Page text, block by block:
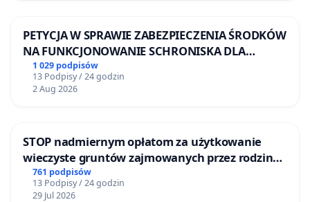
PETYCJA W SPRAWIE ZABEZPIECZENIA ŚRODKÓW
NA FUNKCJONOWANIE SCHRONISKA DLA
BEZDOMNYCH ZWIERZĄT W SKARYSZEWIE
1 029 podpisów
13 Podpisy / 24 godzin
2 Aug 2026
STOP nadmiernym opłatom za użytkowanie
wieczyste gruntów zajmowanych przez rodzinne
ogrody działkowe.
761 podpisów
13 Podpisy / 24 godzin
29 Jul 2026